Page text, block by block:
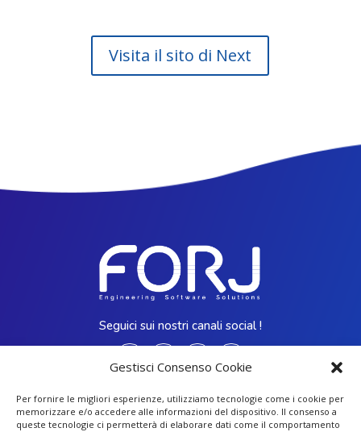
Gestisci Consenso Cookie
Per fornire le migliori esperienze, utilizziamo tecnologie come i cookie per
memorizzare e/o accedere alle informazioni del dispositivo. Il consenso a
queste tecnologie ci permetterà di elaborare dati come il comportamento
Visita il sito di Next
Seguici sui nostri canali social !
Contatti
Sede Legale e Operativa: